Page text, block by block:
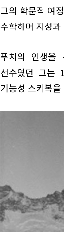
그의 학문적 여
수학하며 지성
푸치의 인생을
선수였던 그는
기능성 스키복